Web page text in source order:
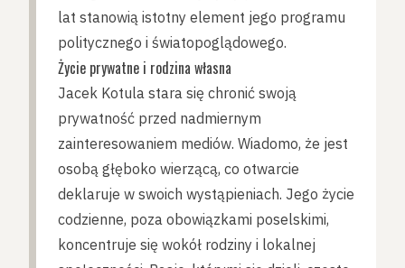
lat stanowią istotny element jego programu
politycznego i światopoglądowego.
Życie prywatne i rodzina własna
Jacek Kotula stara się chronić swoją
prywatność przed nadmiernym
zainteresowaniem mediów. Wiadomo, że jest
osobą głęboko wierzącą, co otwarcie
deklaruje w swoich wystąpieniach. Jego życie
codzienne, poza obowiązkami poselskimi,
koncentruje się wokół rodziny i lokalnej